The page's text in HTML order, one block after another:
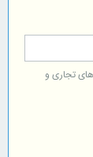
تجاری و